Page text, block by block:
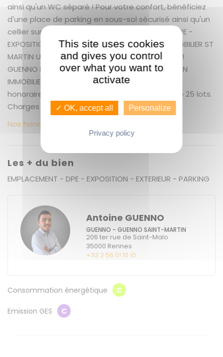
ainsi qu'un WC séparé ! Pour votre confort, bénéficiez
d'une place de parking en sous-sol sécurisé ainsi qu'un
cellier sur le pallier ! LES PLUS : EMPLACEMENT - DPE -
EXPOSITION - EXTERIEUR - PARKING GUENNO IMMOBILIER ST
MARTIN UN SERVICE EXCEPTIONNEL COMME VOUS !
GUENNO IMMOBILIER : LE PLUS GRAND CHOIX DE BIEN
IMMOBILIER SUR RENNES ET ALENTOURS + 5.54 %
honoraires de négociation TTC. Copropriété de 25 lots.
Charges annuelles : 2306 euros.
Nos honoraires
Les + du bien
EMPLACEMENT - DPE - EXPOSITION - EXTERIEUR - PARKING
Antoine GUENNO
GUENNO - GUENNO SAINT-MARTIN
206 ter rue de Saint-Malo
35000 Rennes
+33 2 56 01 10 10
Consommation énergétique C
Emission GES C
This site uses cookies
and gives you control
over what you want to
activate
✓ OK, accept all Personalize
Privacy policy